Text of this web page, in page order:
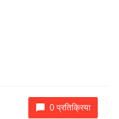
0 प्रतिक्रिया